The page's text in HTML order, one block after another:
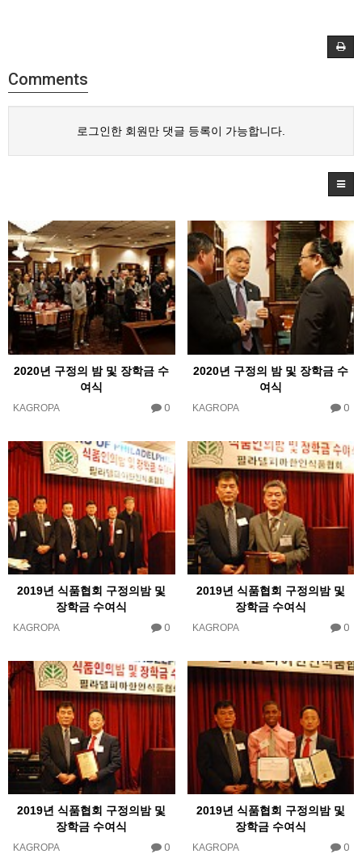
Comments
로그인한 회원만 댓글 등록이 가능합니다.
2020년 구정의 밤 및 장학금 수
여식
KAGROPA 0
2020년 구정의 밤 및 장학금 수
여식
KAGROPA 0
2019년 식품협회 구정의밤 및
장학금 수여식
KAGROPA 0
2019년 식품협회 구정의밤 및
장학금 수여식
KAGROPA 0
2019년 식품협회 구정의밤 및
장학금 수여식
KAGROPA 0
2019년 식품협회 구정의밤 및
장학금 수여식
KAGROPA 0